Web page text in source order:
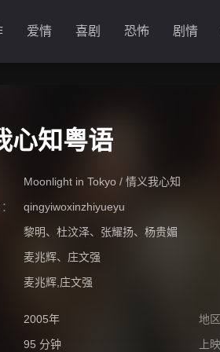
爱情 喜剧 恐怖 剧情
心知粤语
Moonlight in Tokyo / 情义我心知
qingyiwoxinzhiyueyu
黎明、 杜汶泽、 张耀扬、 杨贵媚
麦兆辉、 庄文强
麦兆辉,庄文强
2005年 地区
95 分钟 上